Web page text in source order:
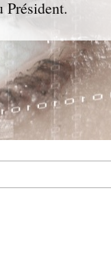
Président.